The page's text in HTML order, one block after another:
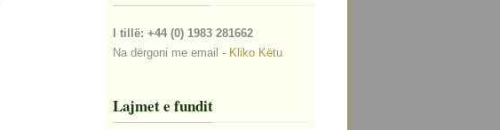
I tillë: +44 (0) 1983 281662
Na dërgoni me email - Kliko Këtu
Lajmet e fundit